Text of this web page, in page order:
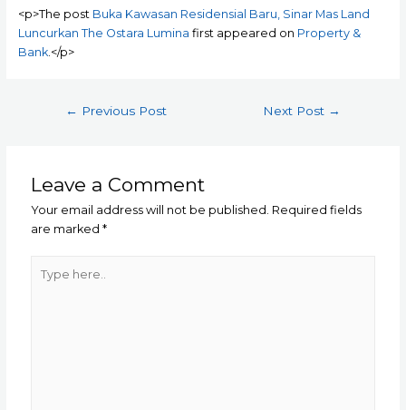
<p>The post Buka Kawasan Residensial Baru, Sinar Mas Land
Luncurkan The Ostara Lumina first appeared on Property &
Bank.</p>
← Previous Post Next Post →
Leave a Comment
Your email address will not be published. Required fields
are marked*
here..